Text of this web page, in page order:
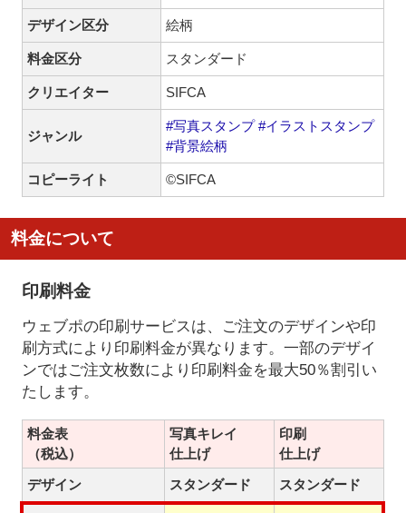
デザイン区分 絵柄
料金区分 スタンダード
クリエイター SIFCA
ジャンル
#写真スタンプ #イラストスタンプ
#背景絵柄
コピーライト ©SIFCA
料金について
印刷料金
ウェブポの印刷サービスは、ご注文のデザインや印
刷方式により印刷料金が異なります。一部のデザイ
ンではご注文枚数により印刷料金を最大50％割引い
たします。
料金表
（税込）
写真キレイ
仕上げ
印刷
仕上げ
デザイン
スタンダード スタンダード